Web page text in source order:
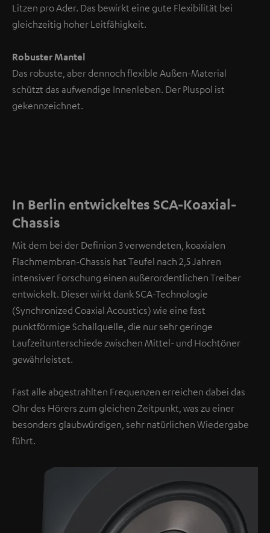
Litzen pro Ader. Das bewirkt eine gute Flexibilität bei
gleichzeitig hoher Leitfähigkeit.
Robuster Mantel
Das robuste, aber dennoch flexible Außen-Material
schützt das aufwendige Innenleben. Der Pluspol ist
gekennzeichnet.
In Berlin entwickeltes SCA-Koaxial-
Chassis
Mit dem bei der Definion 3 verwendeten, koaxialen
Flachmembran-Chassis hat Teufel nach 2,5 Jahren
intensiver Forschung einen außerordentlichen Treiber
entwickelt. Dieser wirkt dank SCA-Technologie
(Synchronized Coaxial Acoustics) wie eine fast
punktförmige Schallquelle, die nur sehr geringe
Laufzeitunterschiede zwischen Mittel- und Hochtöner
gewährleistet.
Fast alle abgestrahlten Frequenzen erreichen dabei das
Ohr des Hörers zum gleichen Zeitpunkt, was zu einer
besonders glaubwürdigen, sehr natürlichen Wiedergabe
führt.